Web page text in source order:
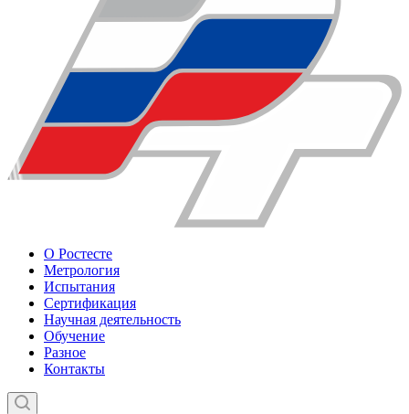
О Ростесте
Метрология
Испытания
Сертификация
Научная деятельность
Обучение
Разное
Контакты